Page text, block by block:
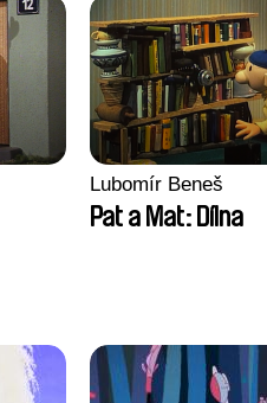
Lubomír Beneš
Pat a Mat: Dílna